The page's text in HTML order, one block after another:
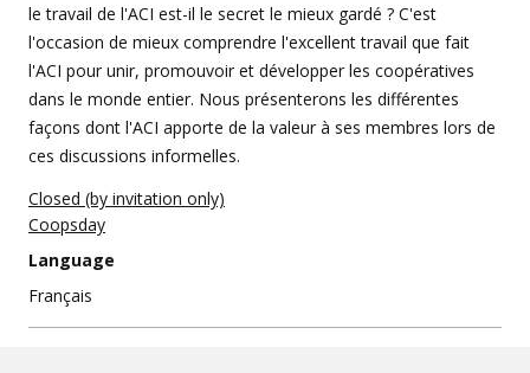
le travail de l'ACI est-il le secret le mieux gardé ? C'est
l'occasion de mieux comprendre l'excellent travail que fait
l'ACI pour unir, promouvoir et développer les coopératives
dans le monde entier. Nous présenterons les différentes
façons dont l'ACI apporte de la valeur à ses membres lors de
ces discussions informelles.
Closed (by invitation only)
Coopsday
Language
Français